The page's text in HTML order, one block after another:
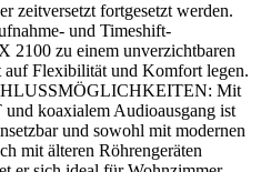
zeitversetzt fortgesetzt werden.
und Timeshift-
2100 zu einem unverzichtbaren
auf Flexibilität und Komfort legen.
Mit
koaxialem Audioausgang ist
und sowohl mit modernen
mit älteren Röhrengeräten